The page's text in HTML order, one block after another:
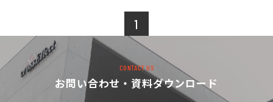
1
CONTACT US
お問い合わせ・資料ダウンロード